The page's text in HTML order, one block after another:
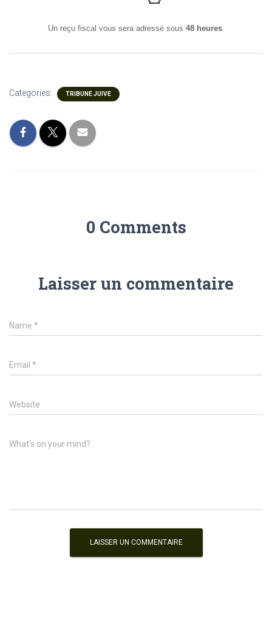
Un reçu fiscal vous sera adressé sous 48 heures.
Categories: TRIBUNE JUIVE
0 Comments
Laisser un commentaire
Name *
Email *
Website
What's on your mind?